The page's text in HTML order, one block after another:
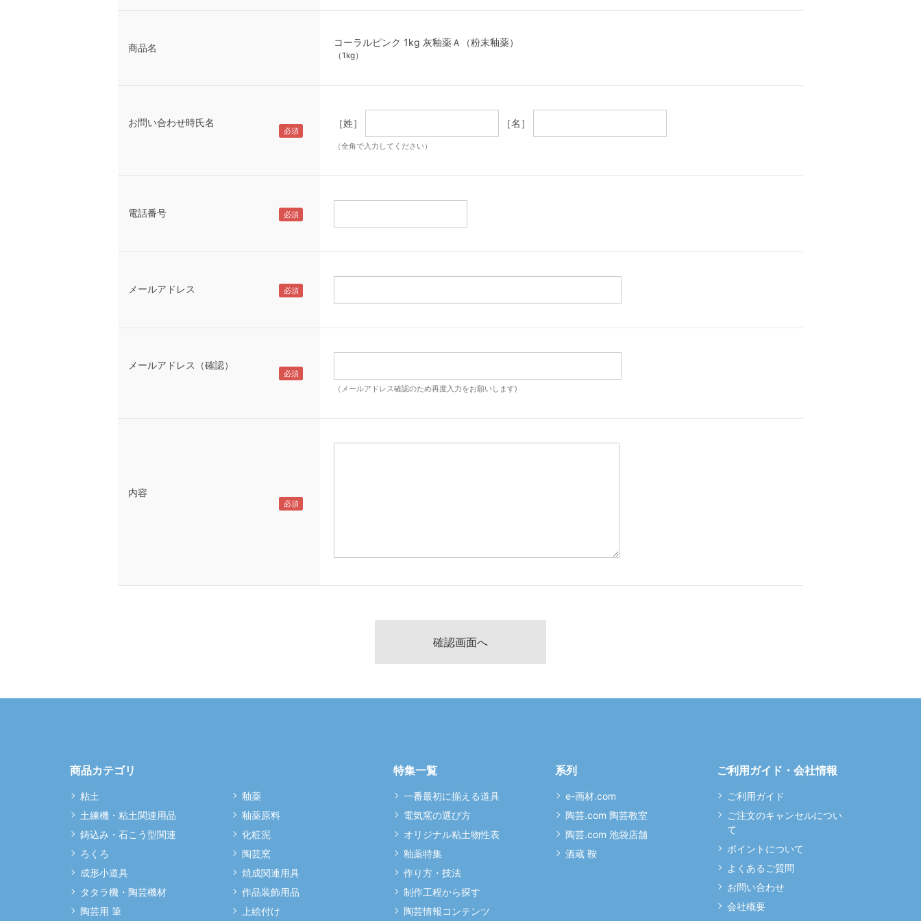
商品名 コーラルピンク 1kg 灰釉薬Ａ（粉末釉薬）
（1kg）
お問い合わせ時氏名 ［姓］ ［名］
（全角で入力してください）
電話番号
メールアドレス
メールアドレス（確認）
（メールアドレス確認のため再度入力をお願いします)
内容
商品カテゴリ
粘土
土練機・粘土関連用品
鋳込み・石こう型関連
ろくろ
成形小道具
タタラ機・陶芸機材
陶芸用 筆
釉薬
釉薬原料
化粧泥
陶芸窯
焼成関連用具
作品装飾用品
上絵付け
特集一覧
一番最初に揃える道具
電気窯の選び方
オリジナル粘土物性表
釉薬特集
作り方・技法
制作工程から探す
陶芸情報コンテンツ
系列
e-画材.com
陶芸.com 陶芸教室
陶芸.com 池袋店舗
酒蔵 鞍
ご利用ガイド・会社情報
ご利用ガイド
ご注文のキャンセルについ
て
ポイントについて
よくあるご質問
お問い合わせ
会社概要